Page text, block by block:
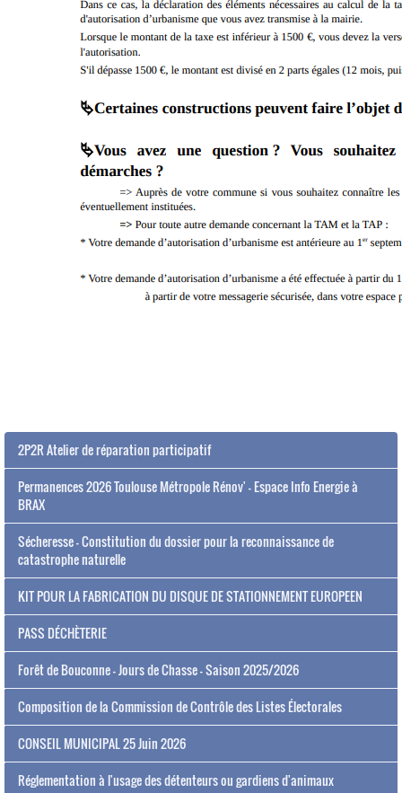
2P2R Atelier de réparation participatif
Permanences 2026 Toulouse Métropole Rénov' - Espace Info Energie à
BRAX
Sécheresse - Constitution du dossier pour la reconnaissance de
catastrophe naturelle
KIT POUR LA FABRICATION DU DISQUE DE STATIONNEMENT EUROPEEN
PASS DÉCHÈTERIE
Forêt de Bouconne - Jours de Chasse - Saison 2025/2026
Composition de la Commission de Contrôle des Listes Électorales
CONSEIL MUNICIPAL 25 Juin 2026
Réglementation à l'usage des détenteurs ou gardiens d'animaux